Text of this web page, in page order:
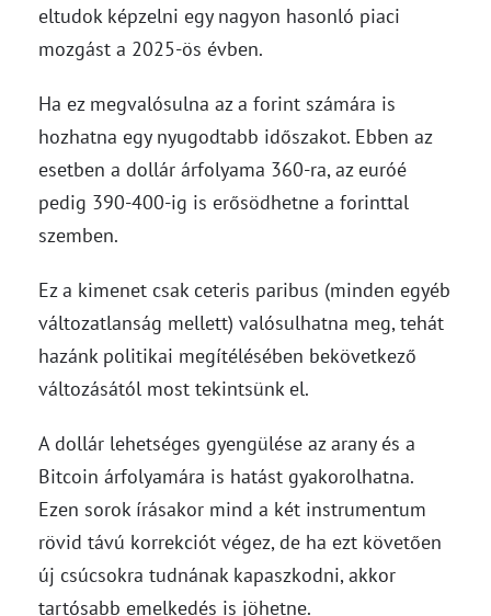
eltudok képzelni egy nagyon hasonló piaci
mozgást a 2025-ös évben.
Ha ez megvalósulna az a forint számára is
hozhatna egy nyugodtabb időszakot. Ebben az
esetben a dollár árfolyama 360-ra, az euróé
pedig 390-400-ig is erősödhetne a forinttal
szemben.
Ez a kimenet csak ceteris paribus (minden egyéb
változatlanság mellett) valósulhatna meg, tehát
hazánk politikai megítélésében bekövetkező
változásától most tekintsünk el.
A dollár lehetséges gyengülése az arany és a
Bitcoin árfolyamára is hatást gyakorolhatna.
Ezen sorok írásakor mind a két instrumentum
rövid távú korrekciót végez, de ha ezt követően
új csúcsokra tudnának kapaszkodni, akkor
tartósabb emelkedés is jöhetne.